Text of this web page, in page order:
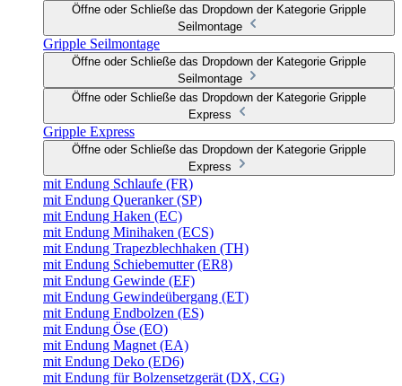
Öffne oder Schließe das Dropdown der Kategorie Gripple
Seilmontage
Gripple Seilmontage
Öffne oder Schließe das Dropdown der Kategorie Gripple
Seilmontage
Öffne oder Schließe das Dropdown der Kategorie Gripple
Express
Gripple Express
Öffne oder Schließe das Dropdown der Kategorie Gripple
Express
mit Endung Schlaufe (FR)
mit Endung Queranker (SP)
mit Endung Haken (EC)
mit Endung Minihaken (ECS)
mit Endung Trapezblechhaken (TH)
mit Endung Schiebemutter (ER8)
mit Endung Gewinde (EF)
mit Endung Gewindeübergang (ET)
mit Endung Endbolzen (ES)
mit Endung Öse (EO)
mit Endung Magnet (EA)
mit Endung Deko (ED6)
mit Endung für Bolzensetzgerät (DX, CG)